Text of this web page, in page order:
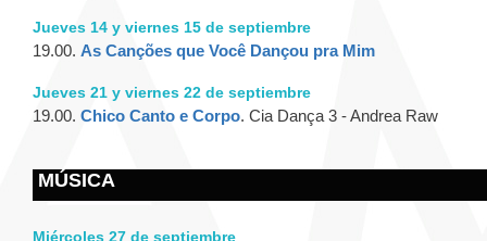
Jueves 14 y viernes 15 de septiembre
19.00. As Canções que Você Dançou pra Mim
Jueves 21 y viernes 22 de septiembre
19.00. Chico Canto e Corpo. Cia Dança 3 - Andrea Raw
MÚSICA
Miércoles 27 de septiembre